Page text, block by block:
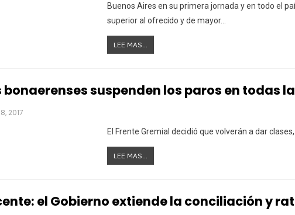
Buenos Aires en su primera jornada y en todo el
superior al ofrecido y de mayor…
LEE MAS...
bonaerenses suspenden los paros en todas
2017
El Frente Gremial decidió que volverán a dar
LEE MAS...
el Gobierno extiende la conciliación y